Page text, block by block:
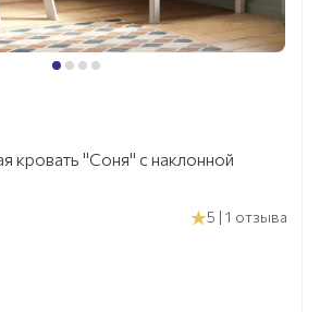
кровать "Соня" с наклонной
5 | 1 отзыва